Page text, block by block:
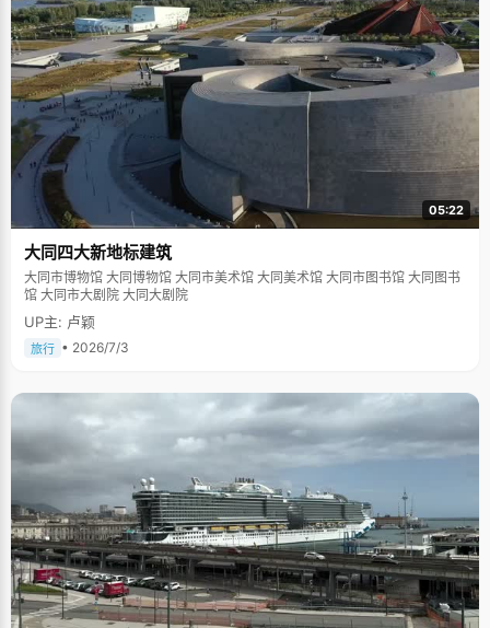
05:22
大同四大新地标建筑
大同市博物馆 大同博物馆 大同市美术馆 大同美术馆 大同市图书馆 大同图书
馆 大同市大剧院 大同大剧院
UP主: 卢颖
旅行 • 2026/7/3